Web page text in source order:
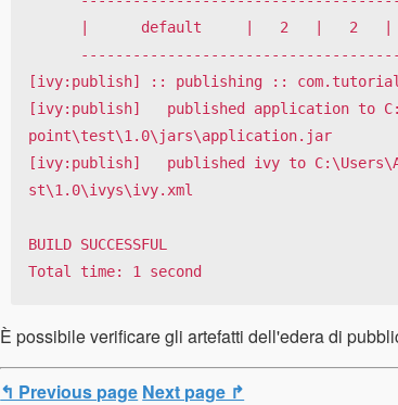
[ivy:publish] :: publishing ::
[ivy:publish]   published application to
point\test\1.0\jars\application.jar
[ivy:publish]   published ivy to
st\1.0\ivys\ivy.xml
BUILD SUCCESSFUL
Total time: 1 second
È possibile verificare gli artefatti dell'edera di
↰ Previous page Next page ↱